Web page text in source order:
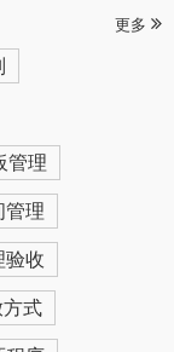
更多
管理
管理
验收
式